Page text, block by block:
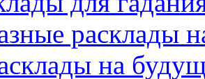
расклады
на